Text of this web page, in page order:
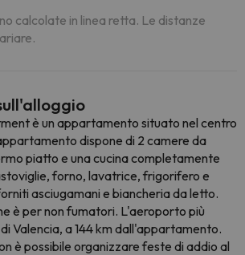
calcolate in linea retta. Le distanze
è un appartamento situato nel centro
dispone di 2 camere da
piatto e una cucina completamente
forno, lavatrice, frigorifero e
asciugamani e biancheria da letto.
è per non fumatori. L'aeroporto più
Valencia, a 144 km dall'appartamento.
è possibile organizzare feste di addio al